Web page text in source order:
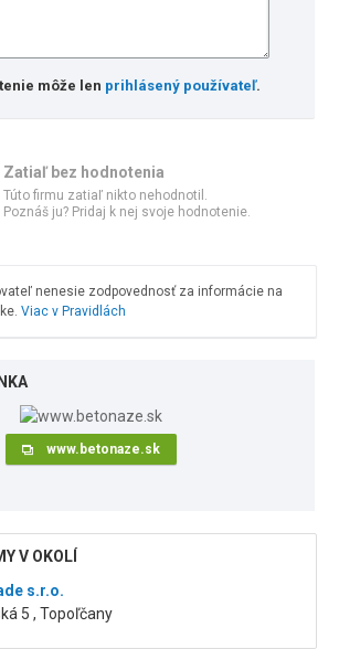
môže len prihlásený používateľ.
Zatiaľ bez hodnotenia
Túto firmu zatiaľ nikto nehodnotil.
Poznáš ju? Pridaj k nej svoje hodnotenie.
nenesie zodpovednosť za informácie na
Viac v Pravidlách
www.betonaze.sk
V OKOLÍ
s.r.o.
5 , Topoľčany